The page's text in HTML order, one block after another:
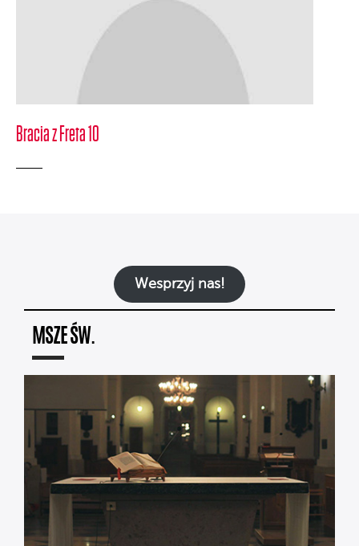
Bracia z Freta 10
Wesprzyj nas!
MSZE ŚW.